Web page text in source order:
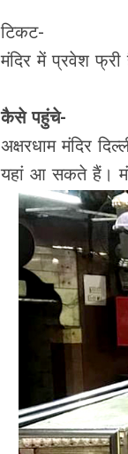
टिकट-
मंदिर में प्रवेश
कैसे पहुंचे-
अक्षरधाम मंदिर
यहां आ सकते हैं।